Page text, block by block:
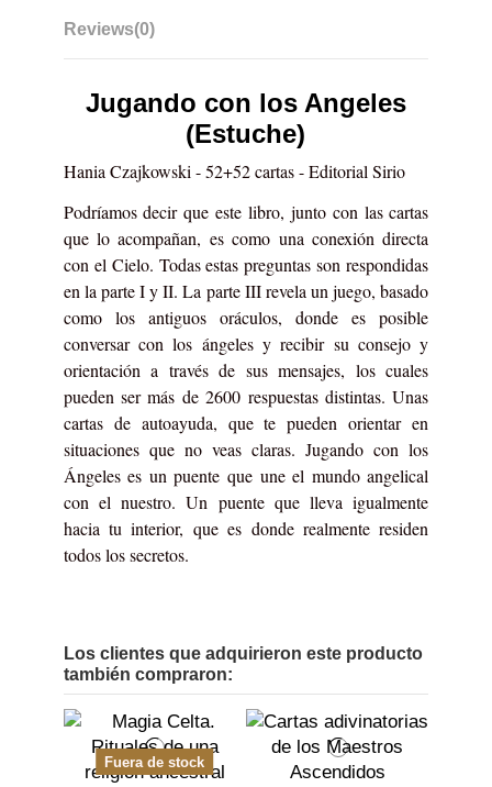
Reviews(0)
Jugando con los Angeles
(Estuche)
Hania Czajkowski - 52+52 cartas - Editorial Sirio
Podríamos decir que este libro, junto con las cartas
que lo acompañan, es como una conexión directa
con el Cielo. Todas estas preguntas son respondidas
en la parte I y II. La parte III revela un juego, basado
como los antiguos oráculos, donde es posible
conversar con los ángeles y recibir su consejo y
orientación a través de sus mensajes, los cuales
pueden ser más de 2600 respuestas distintas. Unas
cartas de autoayuda, que te pueden orientar en
situaciones que no veas claras. Jugando con los
Ángeles es un puente que une el mundo angelical
con el nuestro. Un puente que lleva igualmente
hacia tu interior, que es donde realmente residen
todos los secretos.
Los clientes que adquirieron este producto
también compraron:
Fuera de stock